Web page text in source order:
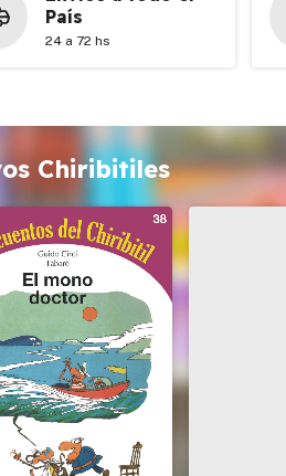
País
24 a 72 hs
Chiribitiles